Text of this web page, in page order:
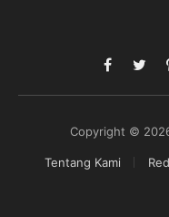
Facebook
Copyright ©
Tentang Kami